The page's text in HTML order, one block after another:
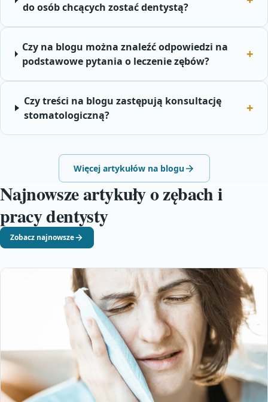
do osób chcących zostać dentystą?
Czy na blogu można znaleźć odpowiedzi na
podstawowe pytania o leczenie zębów?
Czy treści na blogu zastępują konsultację
stomatologiczną?
Więcej artykułów na blogu
Najnowsze artykuły o zębach i
pracy dentysty
Zobacz najnowsze